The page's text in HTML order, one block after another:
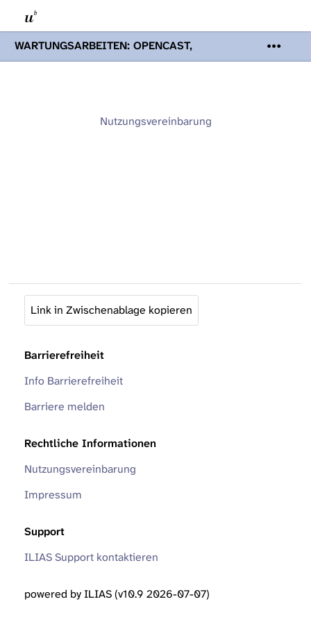
WARTUNGSARBEITEN: OPENCAST,
PODCASTS & TOBIRA
Mi 19. August
Opencast-Videos und Tobira nicht zur
Nutzungsvereinbarung
Link in Zwischenablage kopieren
Barrierefreiheit
Info Barrierefreiheit
Barriere melden
Rechtliche Informationen
Nutzungsvereinbarung
Impressum
Support
ILIAS Support kontaktieren
powered by ILIAS (v10.9 2026-07-07)